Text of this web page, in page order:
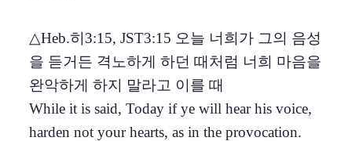
△Heb.히3:15, JST3:15 오늘 너희가 그의 음성
을 듣거든 격노하게 하던 때처럼 너희 마음을
완악하게 하지 말라고 이를 때
While it is said, Today if ye will hear his voice,
harden not your hearts, as in the provocation.